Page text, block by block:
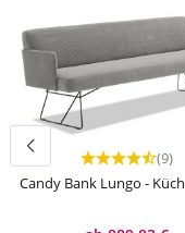
(9)
Candy Bank Lungo -